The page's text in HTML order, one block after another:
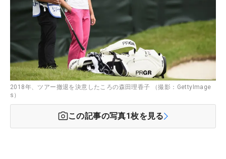
2018年、ツアー撤退を決意したころの森田理香子 （撮影：GettyImage
s）
この記事の写真1枚を見る